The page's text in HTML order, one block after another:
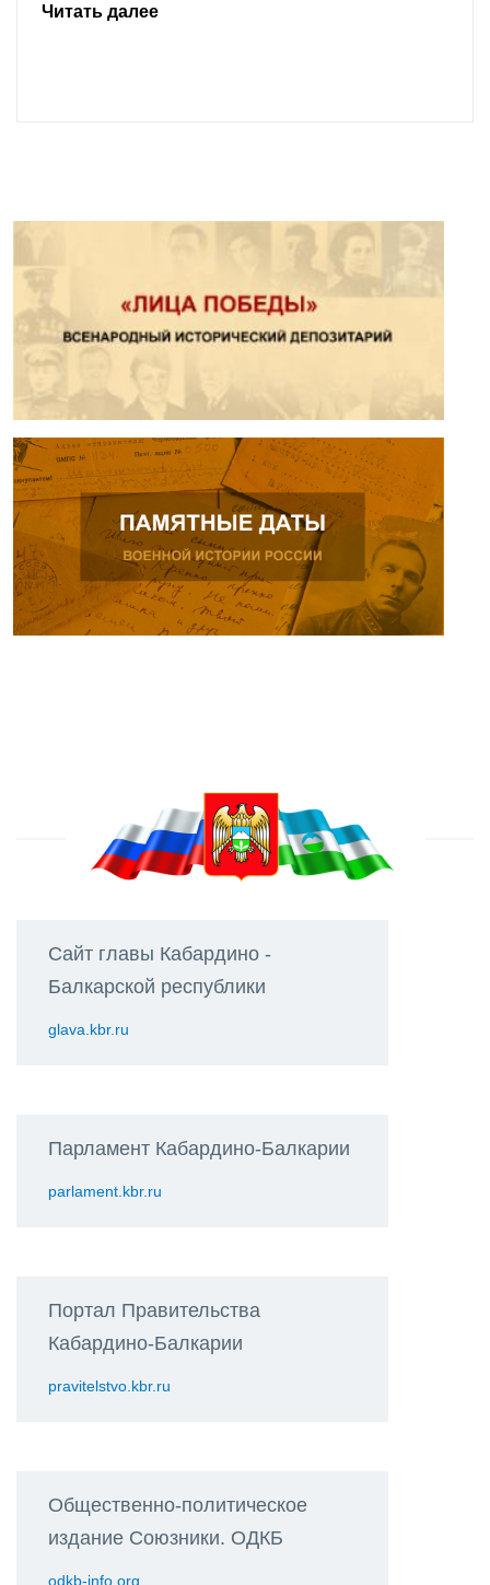
Читать далее
Сайт главы Кабардино -
Балкарской республики
glava.kbr.ru
Парламент Кабардино-Балкарии
parlament.kbr.ru
Портал Правительства
Кабардино-Балкарии
pravitelstvo.kbr.ru
Общественно-политическое
издание Союзники. ОДКБ
odkb-info.org